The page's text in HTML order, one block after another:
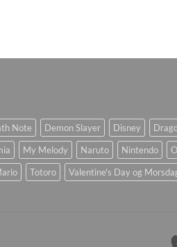
Note Demon Slayer Disney
My Melody Naruto Nintendo
Totoro Valentine's Day og